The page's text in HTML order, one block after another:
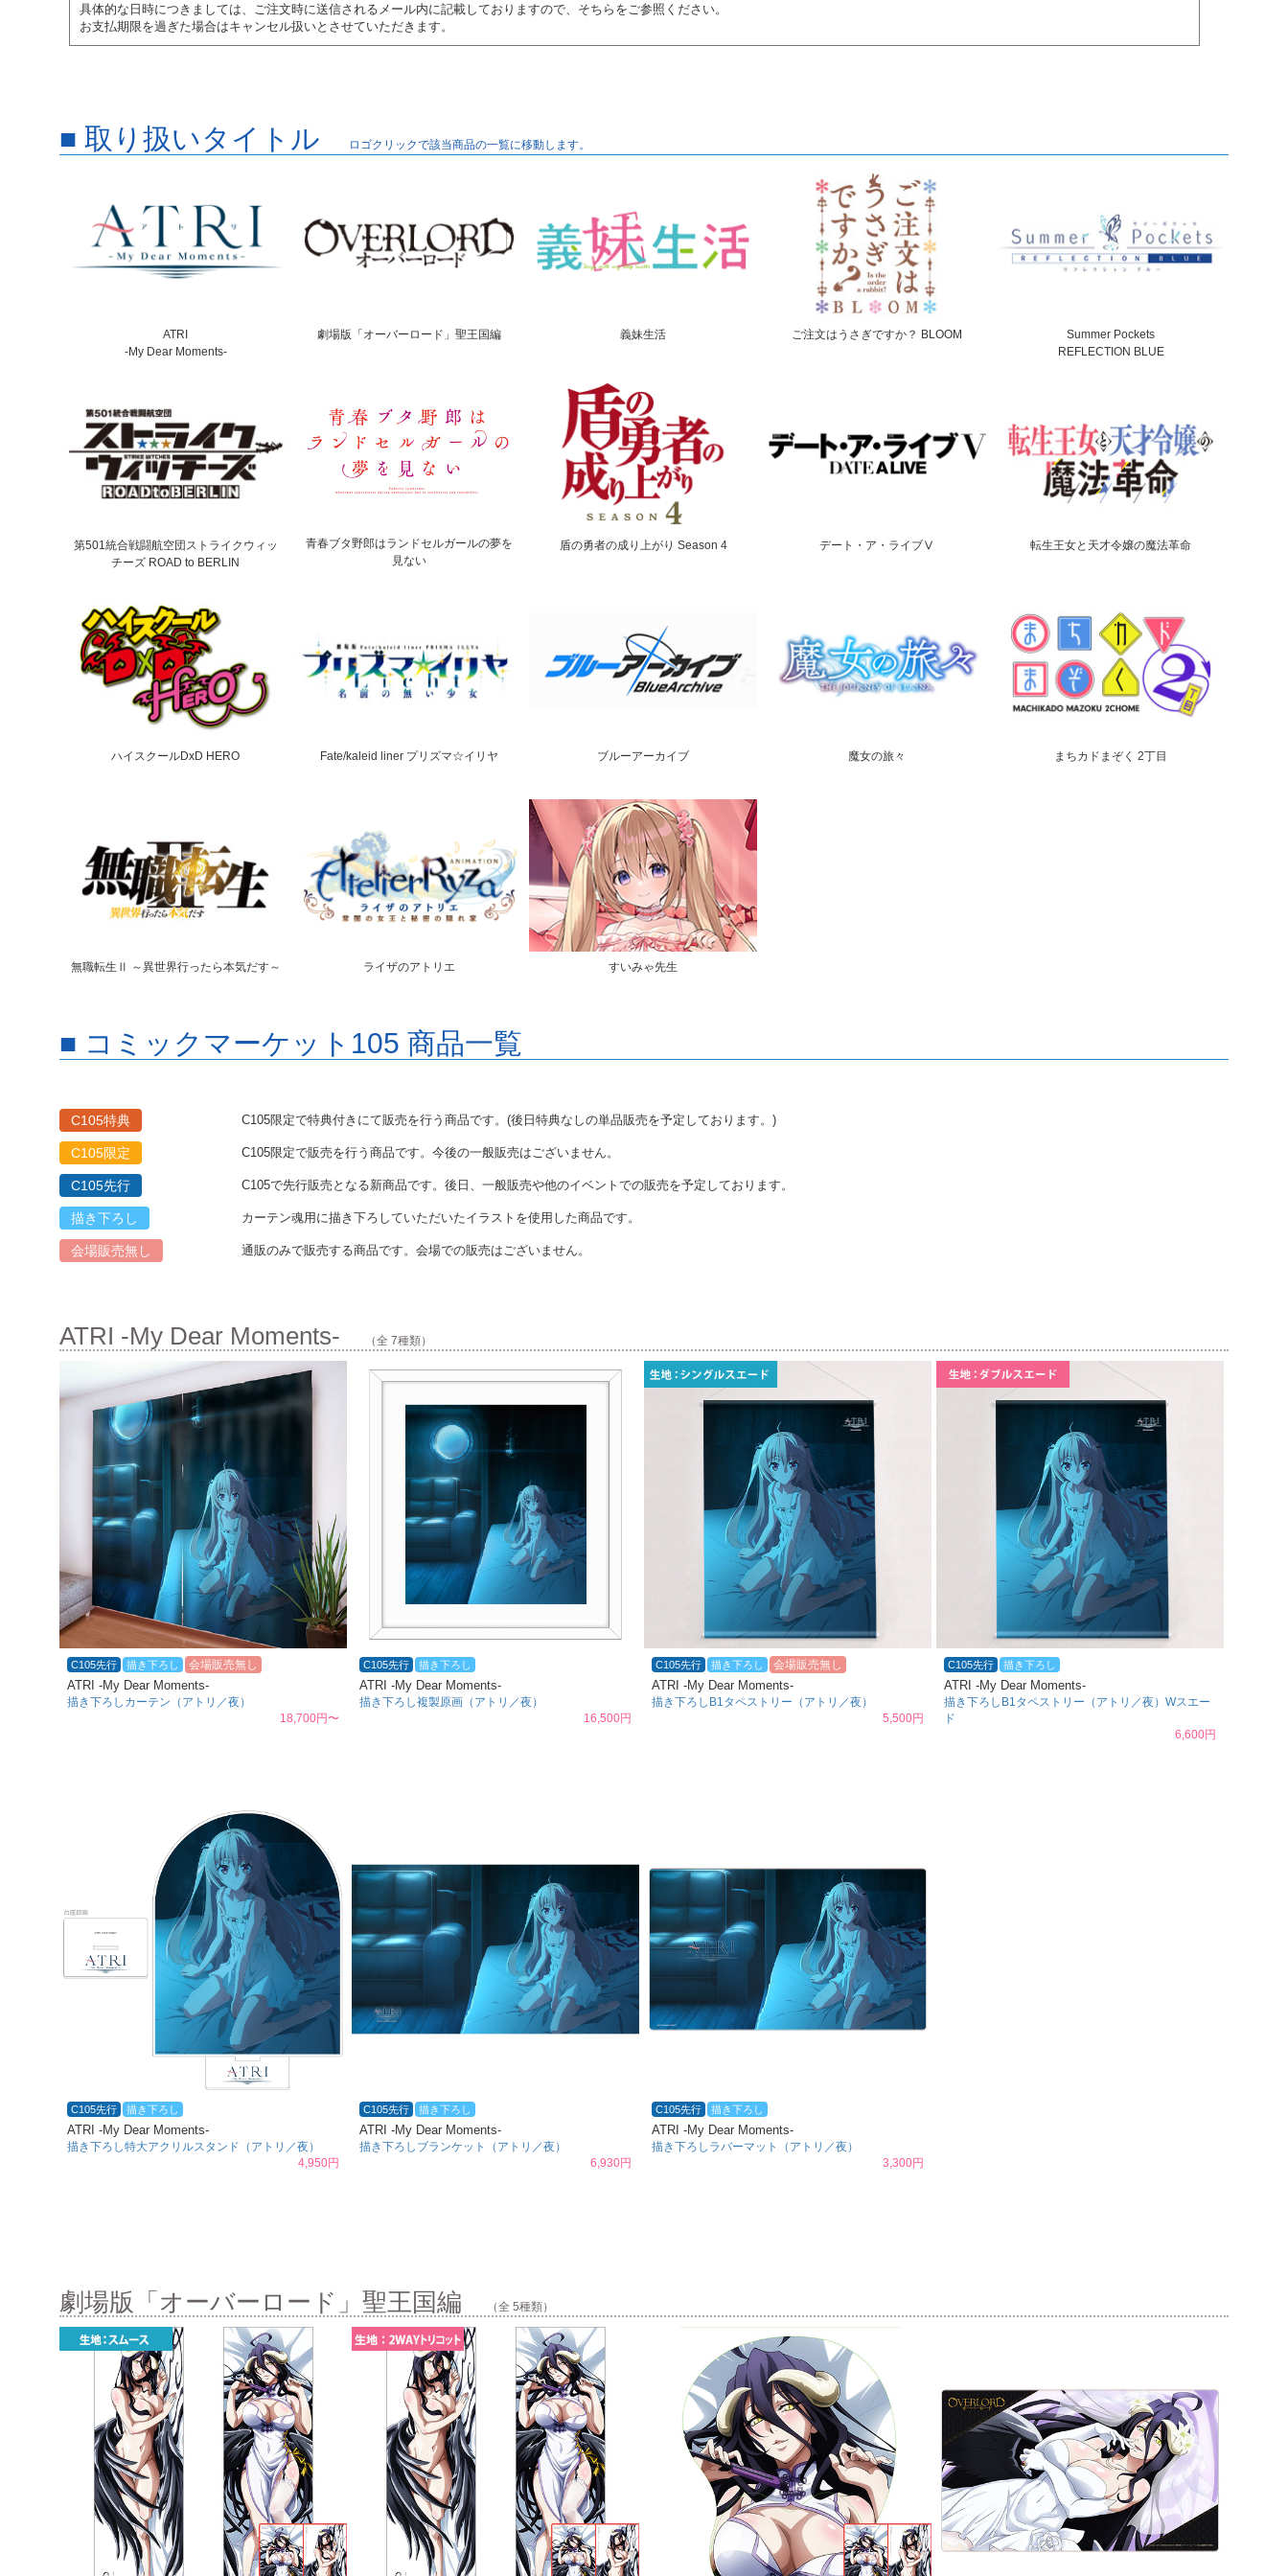
具体的な日時につきましては、ご注文時に送信されるメール内に記載しておりますので、そちらをご参照ください。
お支払期限を過ぎた場合はキャンセル扱いとさせていただきます。
■ 取り扱いタイトル ロゴクリックで該当商品の一覧に移動します。
ATRI
-My Dear Moments-
劇場版「オーバーロード」聖王国編 義妹生活 ご注文はうさぎですか？ BLOOM
Summer Pockets
REFLECTION BLUE
第501統合戦闘航空団ストライクウィッ
チーズ ROAD to BERLIN
青春ブタ野郎はランドセルガールの夢を
見ない
盾の勇者の成り上がり Season 4 デート・ア・ライブⅤ 転生王女と天才令嬢の魔法革命
ハイスクールDxD HERO Fate/kaleid liner プリズマ☆イリヤ ブルーアーカイブ 魔女の旅々 まちカドまぞく 2丁目
無職転生Ⅱ ～異世界行ったら本気だす～ ライザのアトリエ すいみゃ先生
■ コミックマーケット105 商品一覧
C105特典 C105限定で特典付きにて販売を行う商品です。(後日特典なしの単品販売を予定しております。)
C105限定 C105限定で販売を行う商品です。今後の一般販売はございません。
C105先行 C105で先行販売となる新商品です。後日、一般販売や他のイベントでの販売を予定しております。
描き下ろし カーテン魂用に描き下ろしていただいたイラストを使用した商品です。
会場販売無し 通販のみで販売する商品です。会場での販売はございません。
ATRI -My Dear Moments- （全 7種類）
C105先行 描き下ろし 会場販売無し
ATRI -My Dear Moments-
描き下ろしカーテン（アトリ／夜）
18,700円〜
C105先行 描き下ろし
ATRI -My Dear Moments-
描き下ろし複製原画（アトリ／夜）
16,500円
C105先行 描き下ろし 会場販売無し
ATRI -My Dear Moments-
描き下ろしB1タペストリー（アトリ／夜）
5,500円
C105先行 描き下ろし
ATRI -My Dear Moments-
描き下ろしB1タペストリー（アトリ／夜）Wスエー
ド
6,600円
C105先行 描き下ろし
ATRI -My Dear Moments-
描き下ろし特大アクリルスタンド（アトリ／夜）
4,950円
C105先行 描き下ろし
ATRI -My Dear Moments-
描き下ろしブランケット（アトリ／夜）
6,930円
C105先行 描き下ろし
ATRI -My Dear Moments-
描き下ろしラバーマット（アトリ／夜）
3,300円
劇場版「オーバーロード」聖王国編 （全 5種類）